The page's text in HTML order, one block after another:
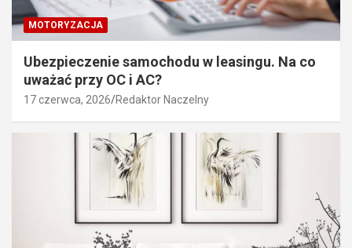
MOTORYZACJA
Ubezpieczenie samochodu w leasingu. Na co
uważać przy OC i AC?
17 czerwca, 2026 Redaktor Naczelny